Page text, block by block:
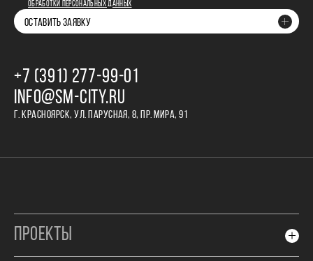
ОБРАБОТКИ ПЕРСОНАЛЬНЫХ ДАННЫХ
ОСТАВИТЬ ЗАЯВКУ
+7 (391) 277‒99‒01
INFO@SM-CITY.RU
Г. КРАСНОЯРСК, УЛ. ПАРУСНАЯ, 8, ПР. МИРА, 91
ПРОЕКТЫ